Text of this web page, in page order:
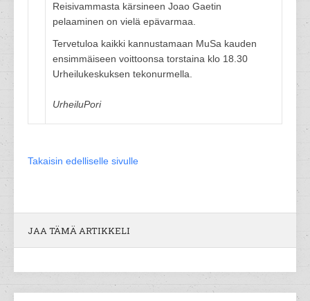
Reisivammasta kärsineen Joao Gaetin
pelaaminen on vielä epävarmaa.
Tervetuloa kaikki kannustamaan MuSa kauden
ensimmäiseen voittoonsa torstaina klo 18.30
Urheilukeskuksen tekonurmella.
UrheiluPori
Takaisin edelliselle sivulle
JAA TÄMÄ ARTIKKELI